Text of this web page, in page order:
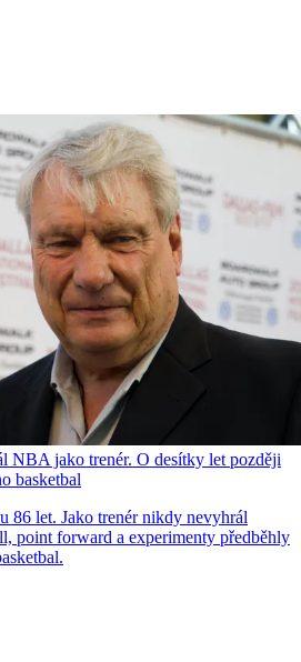
NBA jako trenér. O desítky let později
basketbal
86 let. Jako trenér nikdy nevyhrál
point forward a experimenty předběhly